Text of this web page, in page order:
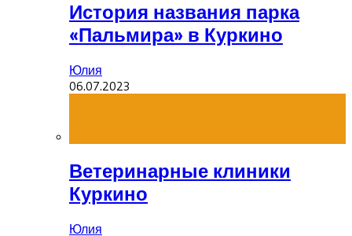
История названия парка
«Пальмира» в Куркино
Юлия
06.07.2023
Ветеринарные клиники
Куркино
Юлия